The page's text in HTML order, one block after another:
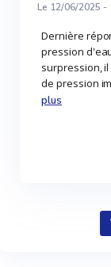
Le 12/06/2025 -
Dernière
pression
surpression,
de pression
plus